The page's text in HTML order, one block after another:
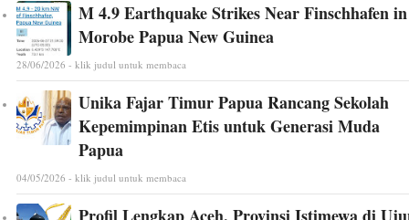
M 4.9 Earthquake Strikes Near Finschhafen in
Morobe Papua New Guinea
28/06/2026 - klik judul untuk membaca
Unika Fajar Timur Papua Rancang Sekolah
Kepemimpinan Etis untuk Generasi Muda
Papua
04/05/2026 - klik judul untuk membaca